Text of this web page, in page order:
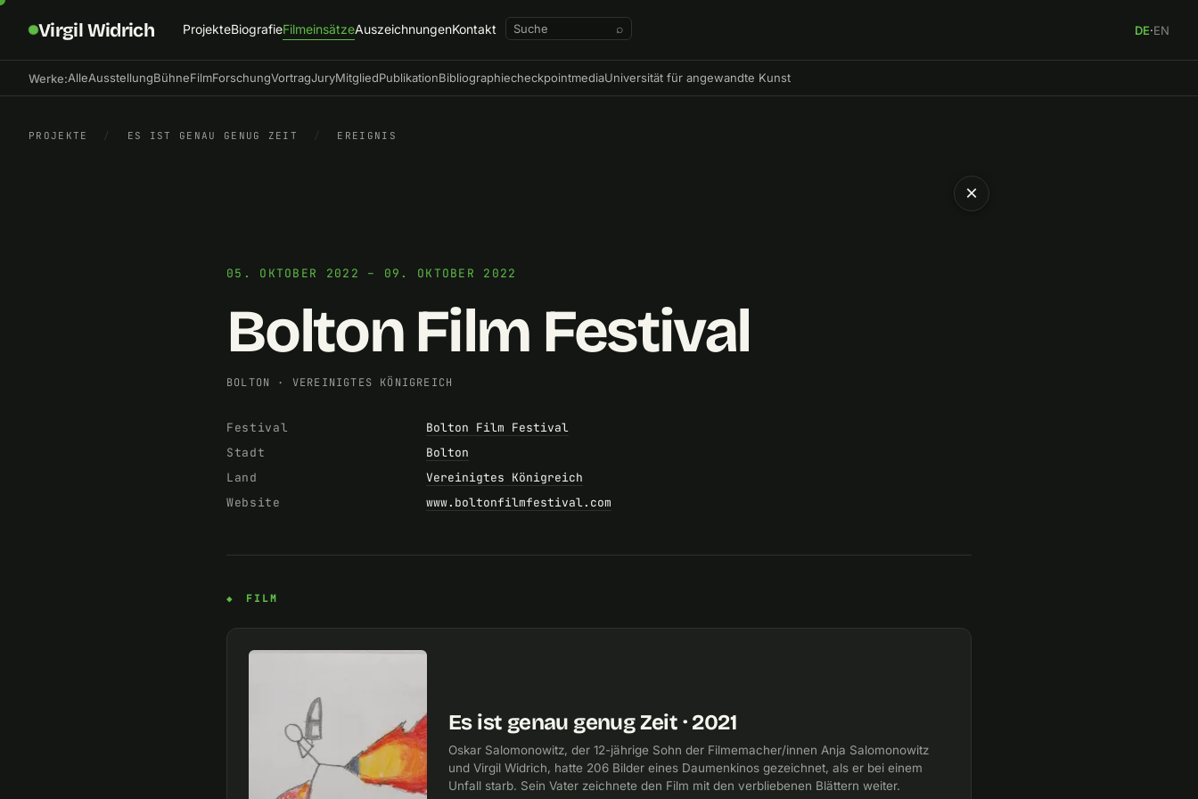
Virgil Widrich ProjekteBiografieFilmeinsätzeAuszeichnungenKontakt ⌕ DE·EN
Werke:AlleAusstellungBühneFilmForschungVortragJuryMitgliedPublikationBibliographiecheckpointmediaUniversität für angewandte Kunst
PROJEKTE / ES IST GENAU GENUG ZEIT / EREIGNIS
05. OKTOBER 2022 – 09. OKTOBER 2022
Bolton Film Festival
BOLTON · VEREINIGTES KÖNIGREICH
Festival
Bolton Film Festival
Stadt
Bolton
Land
Vereinigtes Königreich
Website
www.boltonfilmfestival.com
FILM
Es ist genau genug Zeit · 2021
Oskar Salomonowitz, der 12-jährige Sohn der Filmemacher/innen Anja Salomonowitz
und Virgil Widrich, hatte 206 Bilder eines Daumenkinos gezeichnet, als er bei einem
Unfall starb. Sein Vater zeichnete den Film mit den verbliebenen Blättern weiter.
×